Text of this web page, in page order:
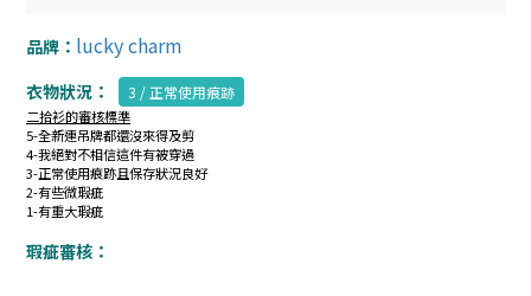
品牌： lucky charm
衣物狀況： 3 / 正常使用痕跡
二拾衫的審核標準
5-全新連吊牌都還沒來得及剪
4-我絕對不相信這件有被穿過
3-正常使用痕跡且保存狀況良好
2-有些微瑕疵
1-有重大瑕疵
瑕疵審核：